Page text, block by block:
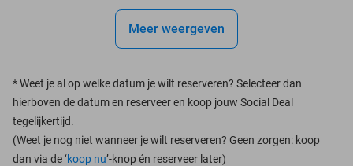
Meer weergeven
*Weet je al op welke datum je wilt reserveren? Selecteer dan
hierboven de datum en reserveer en koop jouw Social Deal
tegelijkertijd.
(Weet je nog niet wanneer je wilt reserveren? Geen zorgen: koop
dan via de ‘koop nu’-knop én reserveer later)